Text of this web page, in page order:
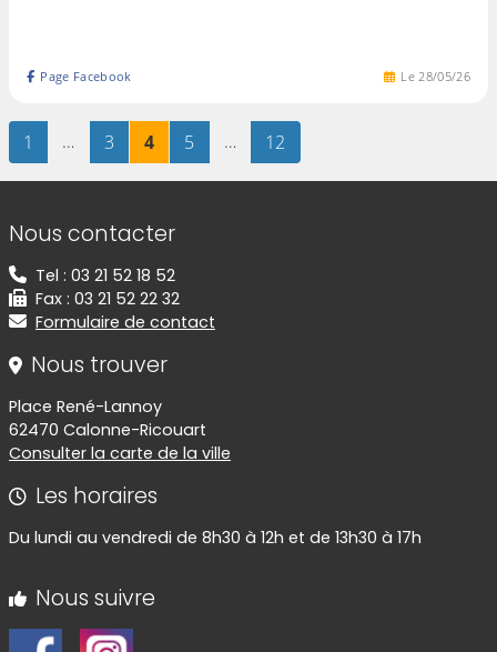
Le28/05/26
Page Facebook
Page
1 sur 12
… Page
3sur 12Page
4sur 12Page
5 sur 12
… Page
12
Informations de contact
Nous contacter
Tel : 03 21 52 18 52
Fax : 03 21 52 22 32
Formulaire de contact
Nous trouver
Place René-Lannoy
62470 Calonne-Ricouart
Consulter la carte de la ville
Les horaires
Du lundi au vendredi de 8h30 à 12h et de 13h30 à 17h
Nous suivre